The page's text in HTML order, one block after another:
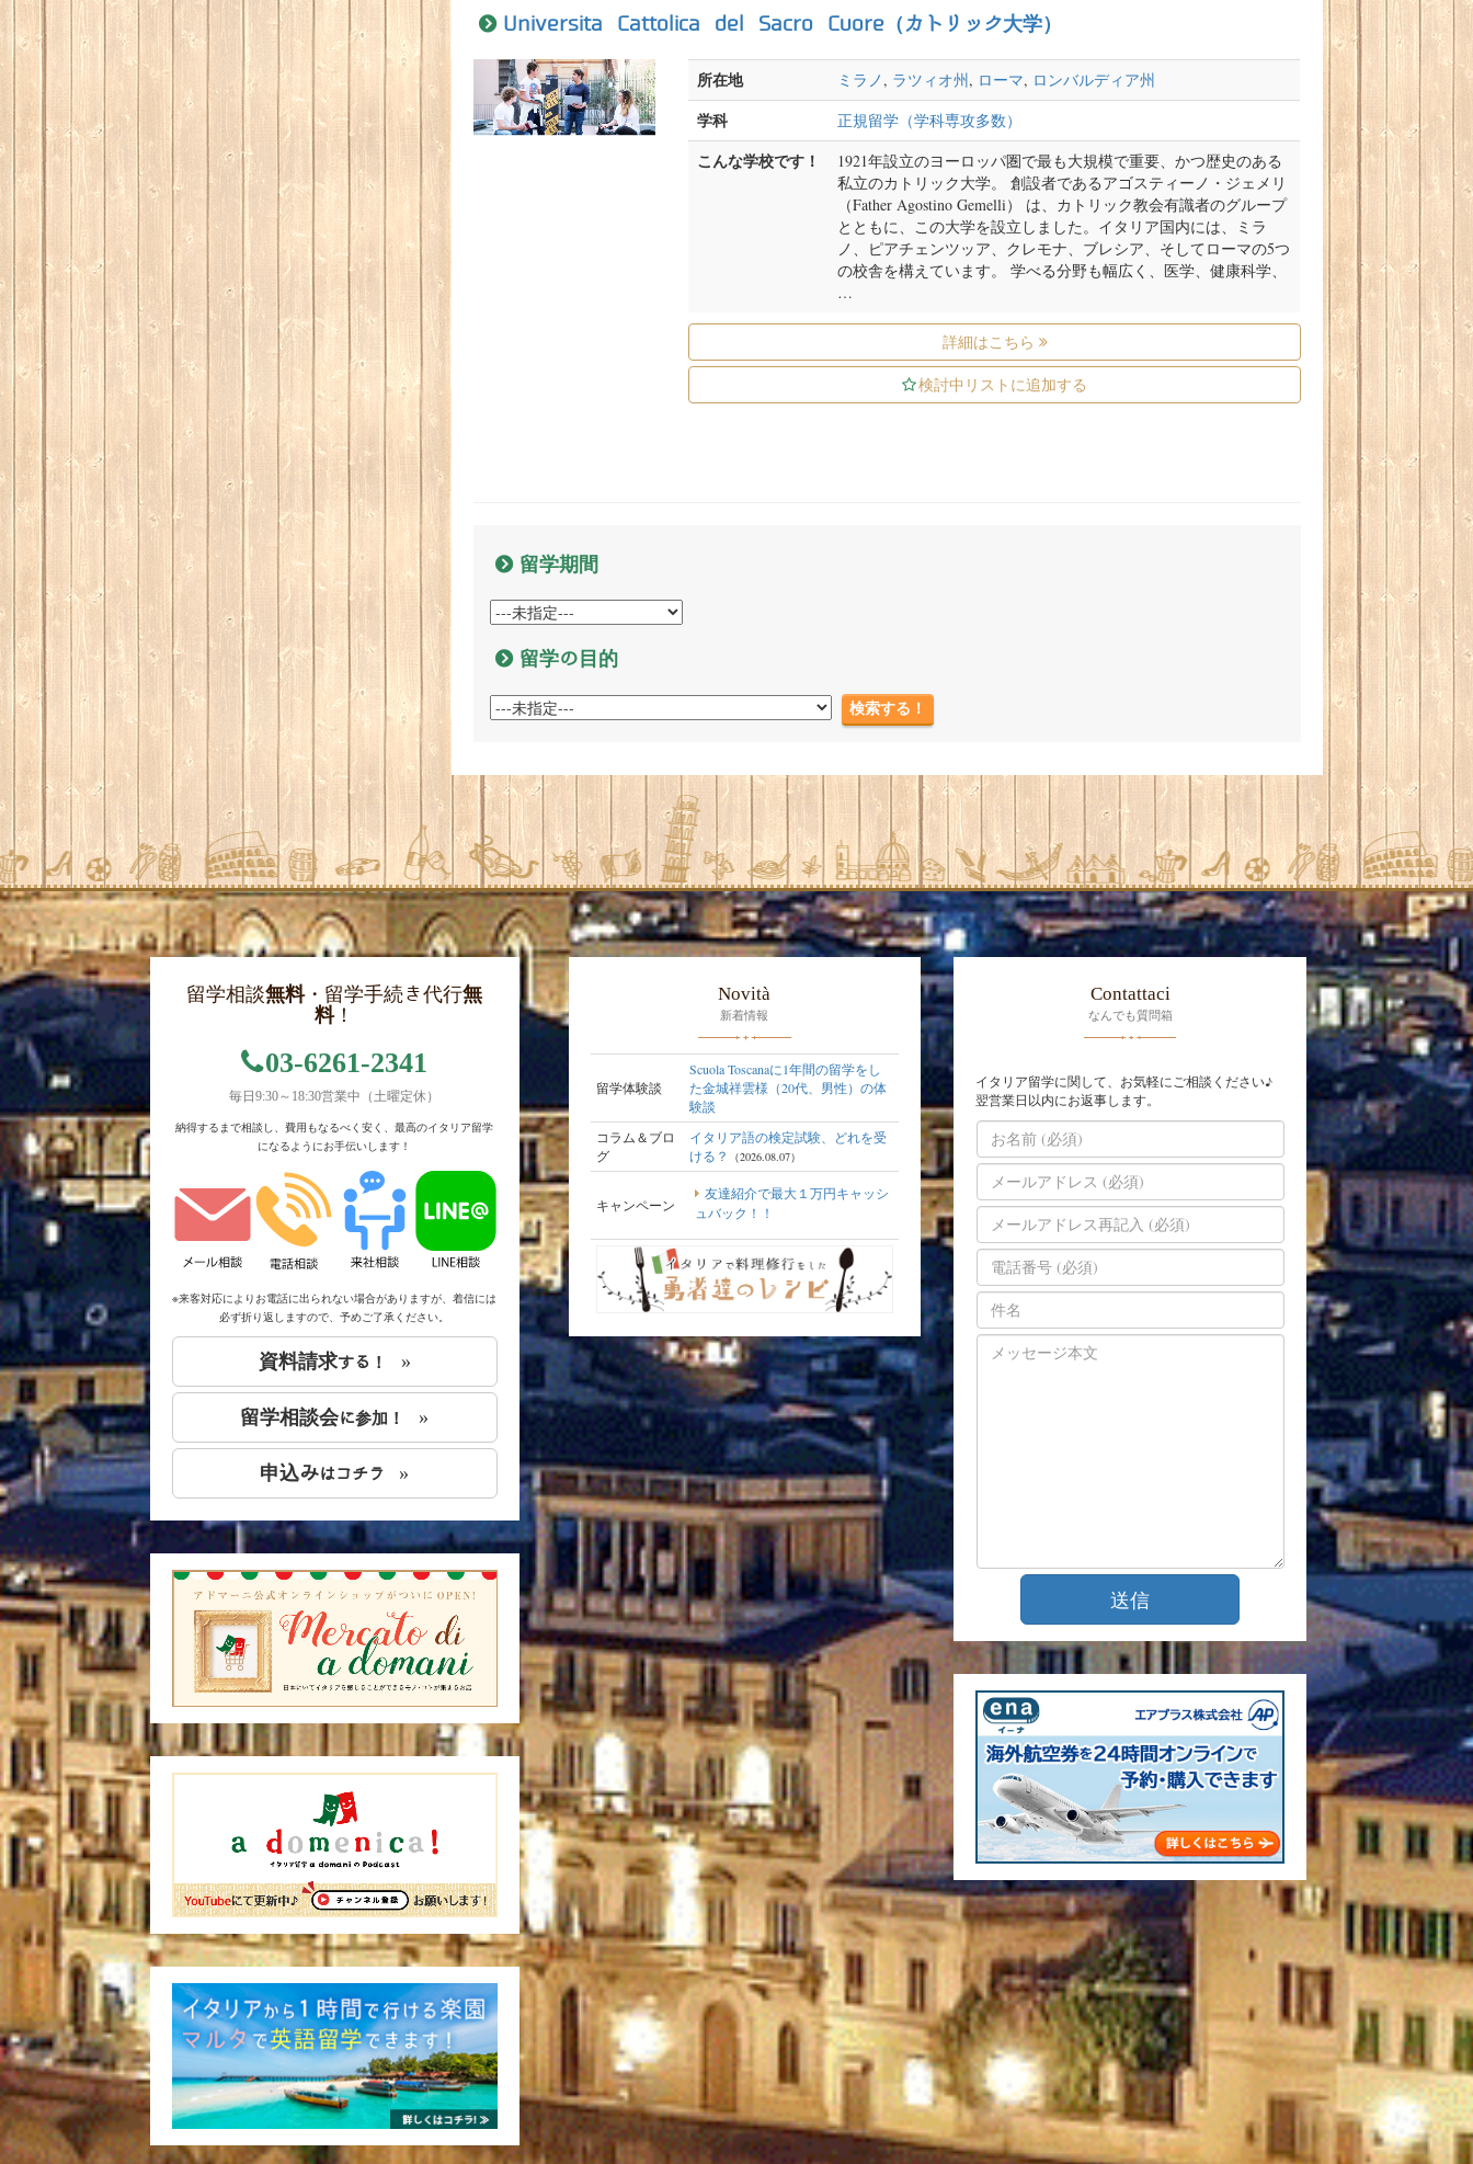
Universita Cattolica del Sacro Cuore（カトリック大学）
所在地 ミラノ , ラツィオ州, ローマ, ロンバルディア州
学科 正規留学（学科専攻多数）
こんな学校です！
1921年設立のヨーロッパ圏で最も大規模で重要、かつ歴史のある
私立のカトリック大学。 創設者であるアゴスティーノ・ジェメリ
（Father Agostino Gemelli） は、カトリック教会有識者のグループ
とともに、この大学を設立しました。イタリア国内には、ミラ
ノ、ピアチェンツッア、クレモナ、ブレシア、そしてローマの5つ
の校舎を構えています。 学べる分野も幅広く、医学、健康科学、
…
詳細はこちら
検討中リストに追加する
留学期間
留学の目的
留学相談無料・留学手続き代行無
料！
03-6261-2341
毎日9:30～18:30営業中（土曜定休）
納得するまで相談し、費用もなるべく安く、最高のイタリア留学
になるようにお手伝いします！
※来客対応によりお電話に出られない場合がありますが、着信には
必ず折り返しますので、予めご了承ください。
資料請求する！ »
留学相談会に参加！ »
申込みはコチラ »
Novità
新着情報
留学体験談
Scuola Toscanaに1年間の留学をし
た金城祥雲様（20代、男性）の体
験談
コラム＆ブロ
グ
イタリア語の検定試験、どれを受
ける？
（2026.08.07）
キャンペーン
友達紹介で最大１万円キャッシ
ュバック！！
Contattaci
なんでも質問箱
イタリア留学に関して、お気軽にご相談ください♪
翌営業日以内にお返事します。